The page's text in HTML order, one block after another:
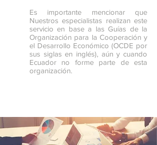
Es importante mencionar que
Nuestros especialistas realizan este
servicio en base a las Guías de la
Organización para la Cooperación y
el Desarrollo Económico (OCDE por
sus siglas en inglés), aún y cuando
Ecuador no forme parte de esta
organización.